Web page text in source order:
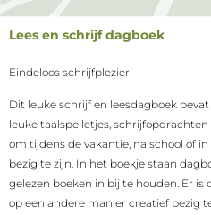
Lees en schrijf dagboek
Eindeloos schrijfplezier!
Dit leuke schrijf en leesdagboek
leuke taalspelletjes,
om tijdens de vakantie, na school of
bezig te zijn. In het boekje staan
gelezen boeken in bij te houden. Er
op een andere manier creatief bezig